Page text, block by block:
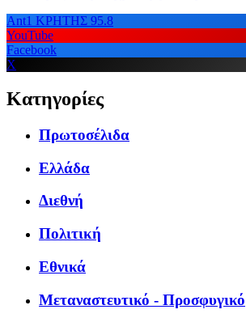
Ant1 ΚΡΗΤΗΣ 95.8
YouTube
Facebook
X
Κατηγορίες
Πρωτοσέλιδα
Ελλάδα
Διεθνή
Πολιτική
Εθνικά
Μεταναστευτικό - Προσφυγικό